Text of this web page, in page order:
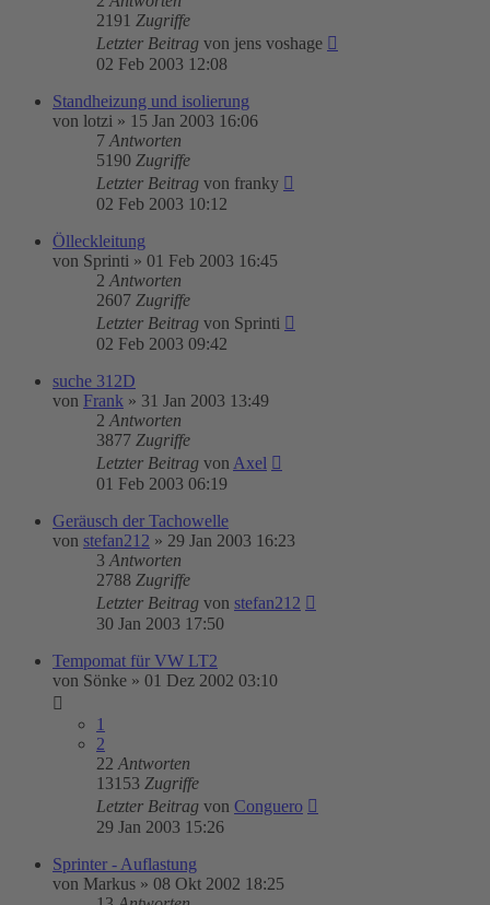
2191 Zugriffe
Letzter Beitrag von jens voshage
02 Feb 2003 12:08
Standheizung und isolierung
von lotzi » 15 Jan 2003 16:06
7 Antworten
5190 Zugriffe
Letzter Beitrag von franky
02 Feb 2003 10:12
Ölleckleitung
von Sprinti » 01 Feb 2003 16:45
2 Antworten
2607 Zugriffe
Letzter Beitrag von Sprinti
02 Feb 2003 09:42
suche 312D
von Frank » 31 Jan 2003 13:49
2 Antworten
3877 Zugriffe
Letzter Beitrag von Axel
01 Feb 2003 06:19
Geräusch der Tachowelle
von stefan212 » 29 Jan 2003 16:23
3 Antworten
2788 Zugriffe
Letzter Beitrag von stefan212
30 Jan 2003 17:50
Tempomat für VW LT2
von Sönke » 01 Dez 2002 03:10
1
2
22 Antworten
13153 Zugriffe
Letzter Beitrag von Conguero
29 Jan 2003 15:26
Sprinter - Auflastung
von Markus » 08 Okt 2002 18:25